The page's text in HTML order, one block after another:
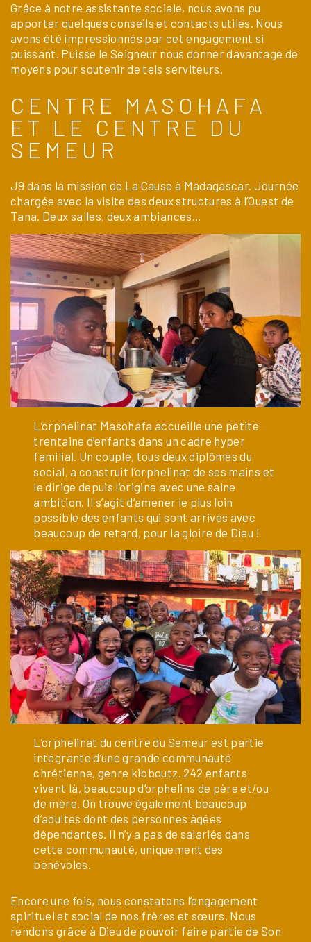
Grâce à notre assistante sociale, nous avons pu
apporter quelques conseils et contacts utiles. Nous
avons été impressionnés par cet engagement si
puissant. Puisse le Seigneur nous donner davantage de
moyens pour soutenir de tels serviteurs.
CENTRE MASOHAFA
ET LE CENTRE DU
SEMEUR
J9 dans la mission de La Cause à Madagascar. Journée
chargée avec la visite des deux structures à l’Ouest de
Tana. Deux salles, deux ambiances…
L’orphelinat Masohafa accueille une petite
trentaine d’enfants dans un cadre hyper
familial. Un couple, tous deux diplômés du
social, a construit l’orphelinat de ses mains et
le dirige depuis l’origine avec une saine
ambition. Il s’agit d’amener le plus loin
possible des enfants qui sont arrivés avec
beaucoup de retard, pour la gloire de Dieu !
L’orphelinat du centre du Semeur est partie
intégrante d’une grande communauté
chrétienne, genre kibboutz. 242 enfants
vivent là, beaucoup d’orphelins de père et/ou
de mère. On trouve également beaucoup
d’adultes dont des personnes âgées
dépendantes. Il n’y a pas de salariés dans
cette communauté, uniquement des
bénévoles.
Encore une fois, nous constatons l’engagement
spirituel et social de nos frères et sœurs. Nous
rendons grâce à Dieu de pouvoir faire partie de Son